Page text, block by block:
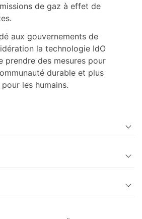
de gaz à effet de
aux gouvernements de
la technologie IdO
prendre des mesures pour
durable et plus
les humains.